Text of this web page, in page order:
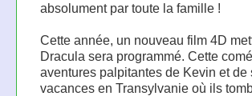
absolument par toute la famille !
Cette année, un nouveau film 4D
Dracula sera programmé. Cette
aventures palpitantes de Kevin et
vacances en Transylvanie où ils